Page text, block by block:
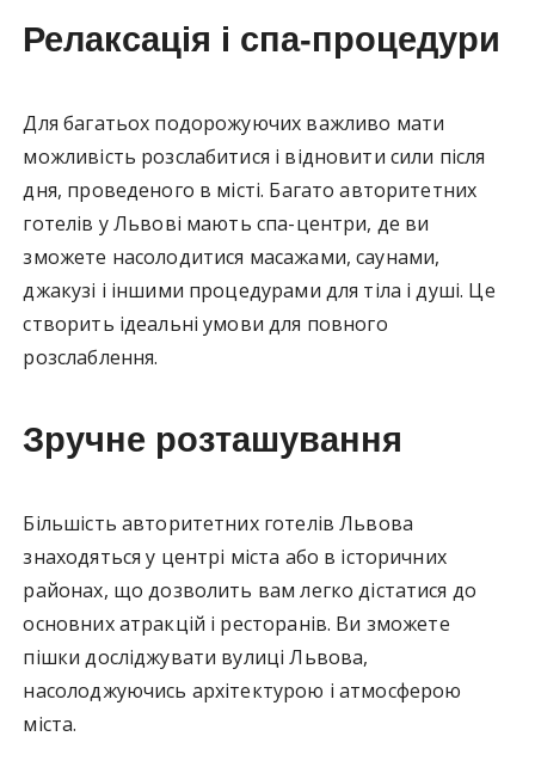
Релаксація і спа-процедури
Для багатьох подорожуючих важливо мати
можливість розслабитися і відновити сили після
дня, проведеного в місті. Багато авторитетних
готелів у Львові мають спа-центри, де ви
зможете насолодитися масажами, саунами,
джакузі і іншими процедурами для тіла і душі. Це
створить ідеальні умови для повного
розслаблення.
Зручне розташування
Більшість авторитетних готелів Львова
знаходяться у центрі міста або в історичних
районах, що дозволить вам легко дістатися до
основних атракцій і ресторанів. Ви зможете
пішки досліджувати вулиці Львова,
насолоджуючись архітектурою і атмосферою
міста.